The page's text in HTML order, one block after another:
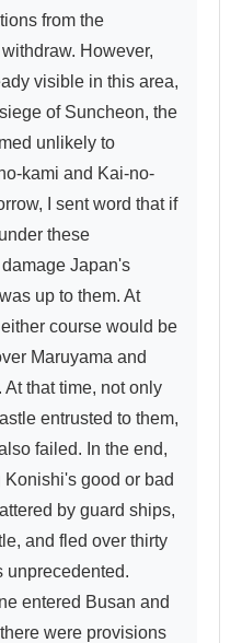
from the
However,
visible in this area,
of Suncheon, the
unlikely to
kami and Kai-no-
I sent word that if
these
Japan's
up to them. At
course would be
Maruyama and
that time, not only
entrusted to them,
failed. In the end,
good or bad
by guard ships,
and fled over thirty
unprecedented.
entered Busan and
were provisions